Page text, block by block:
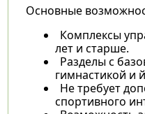
Основные
Комплексы
лет и старше.
Разделы с
гимнастикой и
Не требует
спортивного